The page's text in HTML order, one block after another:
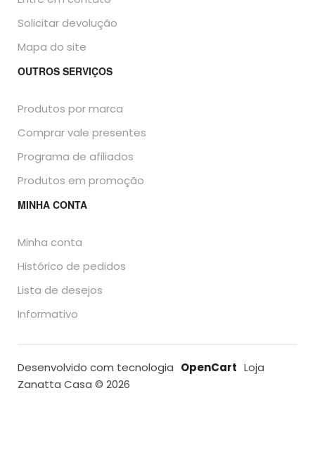
Solicitar devolução
Mapa do site
OUTROS SERVIÇOS
Produtos por marca
Comprar vale presentes
Programa de afiliados
Produtos em promoção
MINHA CONTA
Minha conta
Histórico de pedidos
Lista de desejos
Informativo
Desenvolvido com tecnologia OpenCart Loja
Zanatta Casa © 2026